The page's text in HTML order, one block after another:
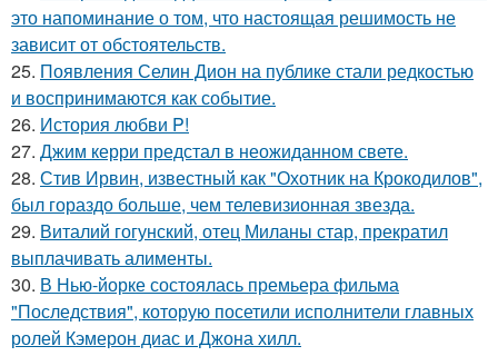
это напоминание о том, что настоящая решимость не
зависит от обстоятельств.
25. Появления Селин Дион на публике стали редкостью
и воспринимаются как событие.
26. История любви P!
27. Джим керри предстал в неожиданном свете.
28. Стив Ирвин, известный как "Охотник на Крокодилов",
был гораздо больше, чем телевизионная звезда.
29. Виталий гогунский, отец Миланы стар, прекратил
выплачивать алименты.
30. В Нью-йорке состоялась премьера фильма
"Последствия", которую посетили исполнители главных
ролей Кэмерон диас и Джона хилл.